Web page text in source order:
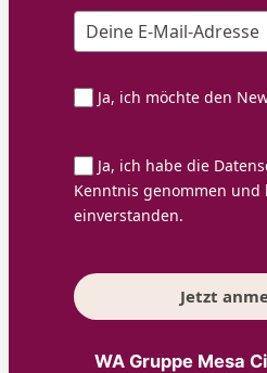
Ja, ich möchte den
Ja, ich habe die
Kenntnis genommen
einverstanden.
Jetzt
WA Gruppe Mesa